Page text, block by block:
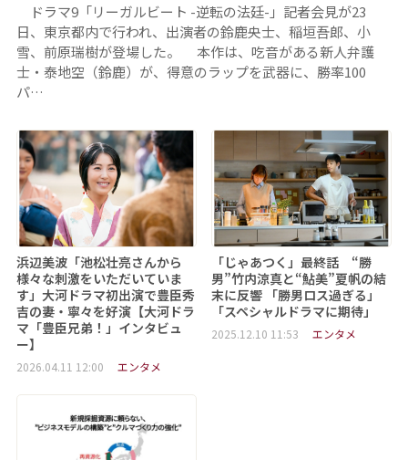
ドラマ9「リーガルビート -逆転の法廷-」記者会見が23
日、東京都内で行われ、出演者の鈴鹿央士、稲垣吾郎、小
雪、前原瑞樹が登場した。 本作は、吃音がある新人弁護
士・泰地空（鈴鹿）が、得意のラップを武器に、勝率100
パ…
浜辺美波「池松壮亮さんから
様々な刺激をいただいていま
す」大河ドラマ初出演で豊臣秀
吉の妻・寧々を好演【大河ドラ
マ「豊臣兄弟！」インタビュ
ー】
2026.04.11 12:00 エンタメ
「じゃあつく」最終話 “勝
男”竹内涼真と“鮎美”夏帆の結
末に反響 「勝男ロス過ぎる」
「スペシャルドラマに期待」
2025.12.10 11:53 エンタメ